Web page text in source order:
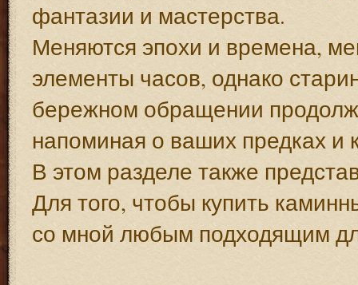
фантазии и мастерства.
Меняются эпохи и времена,
элементы часов, однако
бережном обращении
напоминая о ваших предках и
В этом разделе также
Для того, чтобы купить
со мной любым подходящим